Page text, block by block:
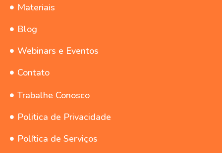
Materiais
Blog
Webinars e Eventos
Contato
Trabalhe Conosco
Politica de Privacidade
Política de Serviços